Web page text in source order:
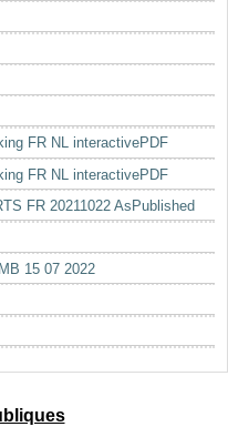
FR NL interactivePDF
FR NL interactivePDF
FR 20211022 AsPublished
15 07 2022